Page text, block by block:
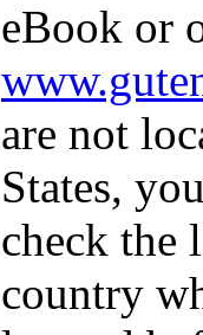
eBook or
are not
States,
check the
country